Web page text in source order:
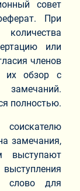
совет
При
или
членов
их обзор с
полностью.
замечания,
выступают
слово для